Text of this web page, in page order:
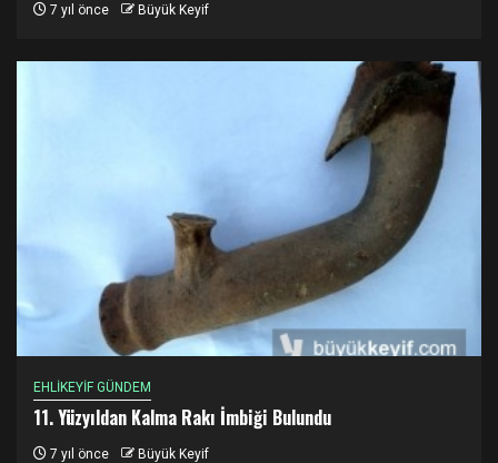
7 yıl önce Büyük Keyif
EHLİKEYİF GÜNDEM
11. Yüzyıldan Kalma Rakı İmbiği Bulundu
7 yıl önce Büyük Keyif